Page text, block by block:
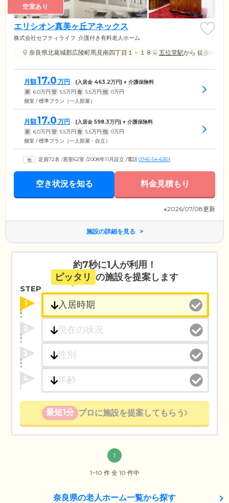
空室あり
エリシオン真美ヶ丘アネックス
株式会社セフティライフ 介護付き有料老人ホーム
奈良県北葛城郡広陵町馬見南四丁目１－１８ 五位堂駅から 徒歩14分
月額17.0 万円 (入居金 463.2万円) + 介護保険料
家 6.0万円 管 5.5万円 食 5.5万円 他 0万円
個室 / 標準プラン（一人部屋）
月額17.0 万円 (入居金 598.3万円) + 介護保険料
家 6.0万円 管 5.5万円 食 5.5万円 他 0万円
個室 / 標準プラン（一人部屋・自立）
定員72名 /居室62室 /2008年11月設立 /電話0745-54-6301
空き状況を知る 料金見積もり
※2026/07/08更新
施設の詳細を見る
約7秒に1人が利用！
ピッタリ の施設を提案します
STEP
1
2
3
4
最短1分 プロに施設を提案してもらう
1
1~10 件 全 10 件中
奈良県の老人ホーム一覧から探す